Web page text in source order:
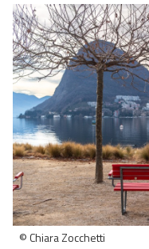
© Chiara Zocchetti